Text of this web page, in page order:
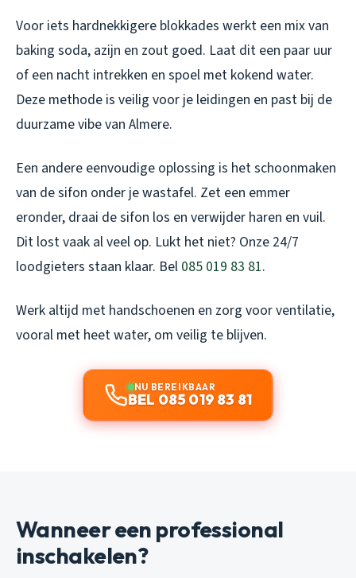
Voor iets hardnekkigere blokkades werkt een mix van
baking soda, azijn en zout goed. Laat dit een paar uur
of een nacht intrekken en spoel met kokend water.
Deze methode is veilig voor je leidingen en past bij de
duurzame vibe van Almere.
Een andere eenvoudige oplossing is het schoonmaken
van de sifon onder je wastafel. Zet een emmer
eronder, draai de sifon los en verwijder haren en vuil.
Dit lost vaak al veel op. Lukt het niet? Onze 24/7
loodgieters staan klaar. Bel 085 019 83 81.
Werk altijd met handschoenen en zorg voor ventilatie,
vooral met heet water, om veilig te blijven.
NU BEREIKBAAR
BEL 085 019 83 81
Wanneer een professional
inschakelen?